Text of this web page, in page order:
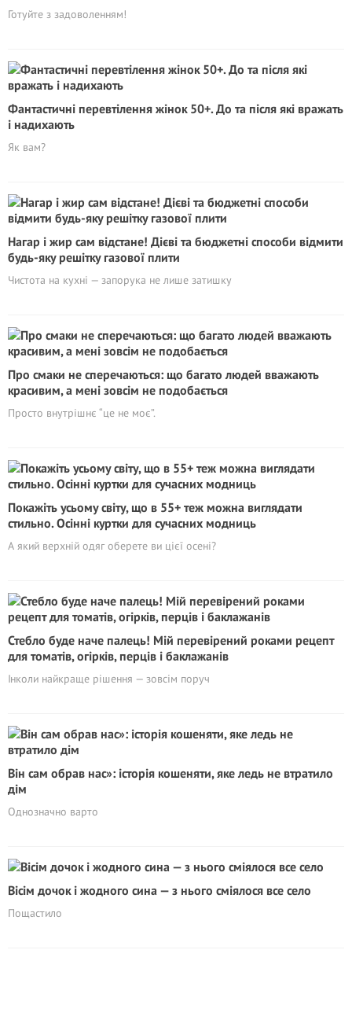
Готуйте з задоволенням!
Фантастичні перевтілення жінок 50+. До та після які вражать
і надихають
Як вам?
Нагар і жир сам відстане! Дієві та бюджетні способи відмити
будь-яку решітку газової плити
Чистота на кухні — запорука не лише затишку
Про смаки не сперечаються: що багато людей вважають
красивим, а мені зовсім не подобається
Просто внутрішнє “це не моє”.
Покажіть усьому світу, що в 55+ теж можна виглядати
стильно. Осінні куртки для сучасних модниць
А який верхній одяг оберете ви цієї осені?
Стебло буде наче палець! Мій перевірений роками рецепт
для томатів, огірків, перців і баклажанів
Інколи найкраще рішення — зовсім поруч
Він сам обрав нас»: історія кошеняти, яке ледь не втратило
дім
Однозначно варто
Вісім дочок і жодного сина — з нього сміялося все село
Пощастило